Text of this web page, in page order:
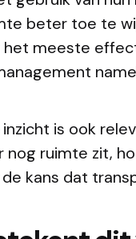
beter toe te
meeste
is ook
nog ruimte zit,
kans dat